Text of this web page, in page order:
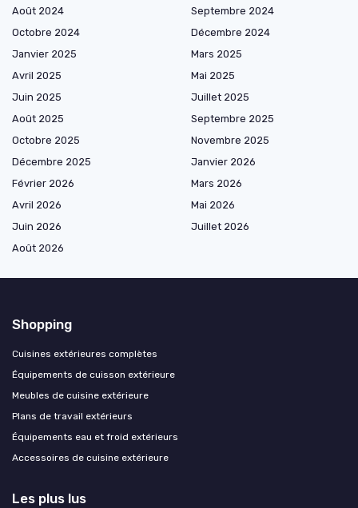
Août 2024
Septembre 2024
Octobre 2024
Décembre 2024
Janvier 2025
Mars 2025
Avril 2025
Mai 2025
Juin 2025
Juillet 2025
Août 2025
Septembre 2025
Octobre 2025
Novembre 2025
Décembre 2025
Janvier 2026
Février 2026
Mars 2026
Avril 2026
Mai 2026
Juin 2026
Juillet 2026
Août 2026
Shopping
Cuisines extérieures complètes
Équipements de cuisson extérieure
Meubles de cuisine extérieure
Plans de travail extérieurs
Équipements eau et froid extérieurs
Accessoires de cuisine extérieure
Les plus lus